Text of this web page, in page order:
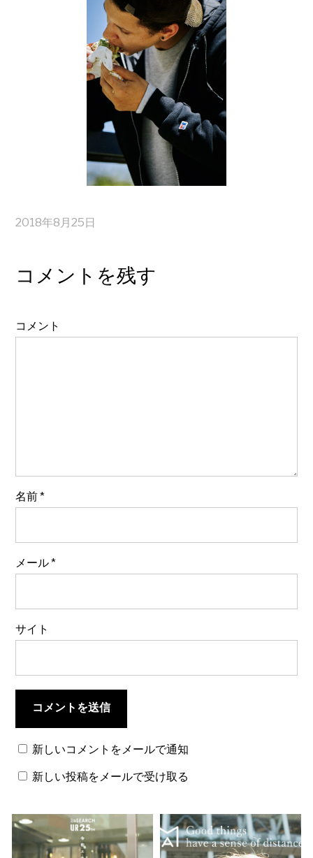
2018年8月25日
コメントを残す
コメント
名前*
メール*
サイト
新しいコメントをメールで通知
新しい投稿をメールで受け取る